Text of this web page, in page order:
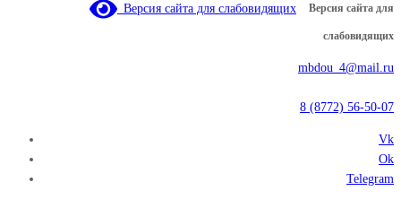
Версия сайта для слабовидящих Версия сайта для
слабовидящих
mbdou_4@mail.ru
8 (8772) 56-50-07
Vk
Ok
Telegram